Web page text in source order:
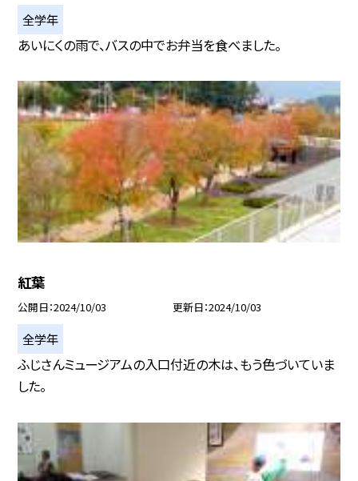
全学年
あいにくの雨で、バスの中でお弁当を食べました。
紅葉
公開日 2024/10/03 更新日 2024/10/03
全学年
ふじさんミュージアムの入口付近の木は、もう色づいていま
した。